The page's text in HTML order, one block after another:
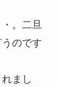
。二旦
のです
まし